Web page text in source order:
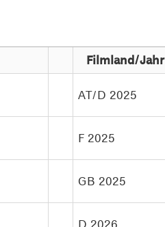
Filmland/Jahr
AT/D 2025
F 2025
GB 2025
D 2026